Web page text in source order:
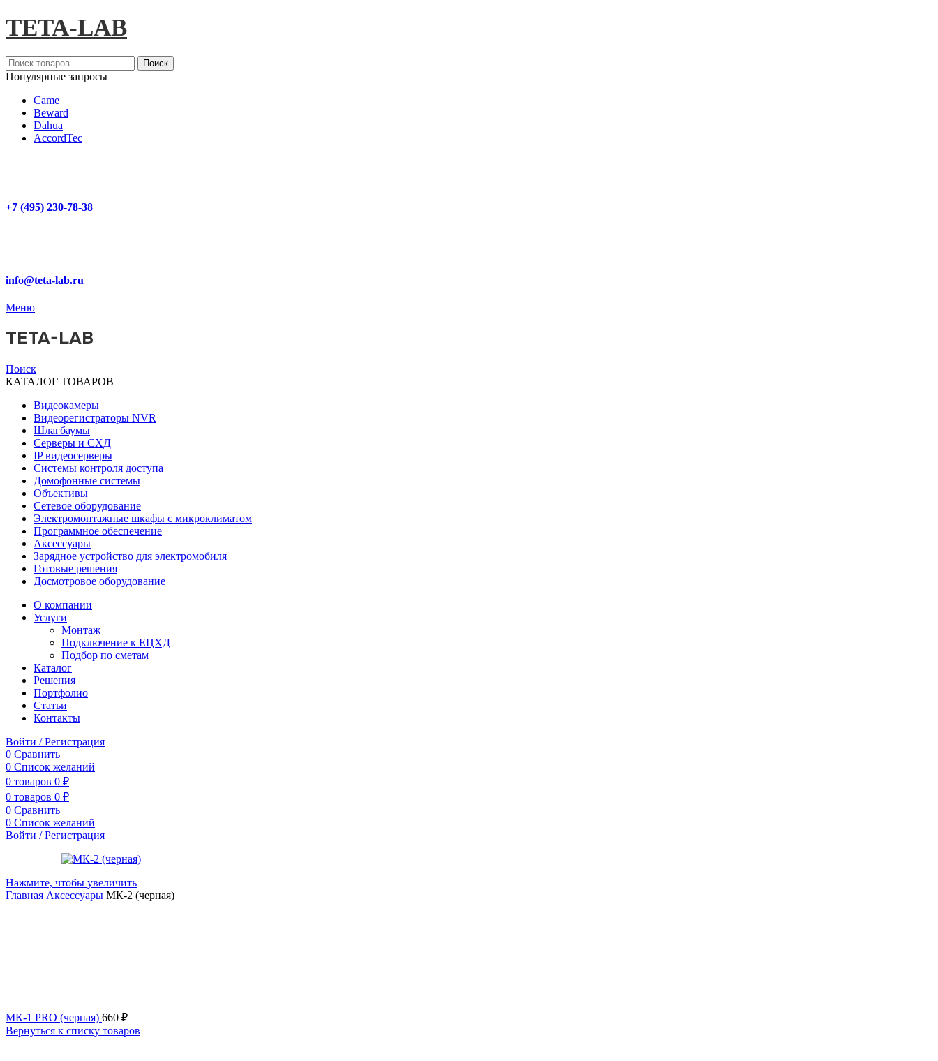
TETA-LAB
Поиск
Популярные запросы
Came
Beward
Dahua
AccordTec
+7 (495) 230-78-38
info@teta-lab.ru
Меню
TETA-LAB
Поиск
КАТАЛОГ ТОВАРОВ
Видеокамеры
Видеорегистраторы NVR
Шлагбаумы
Серверы и СХД
IP видеосерверы
Системы контроля доступа
Домофонные системы
Объективы
Сетевое оборудование
Электромонтажные шкафы с микроклиматом
Программное обеспечение
Аксессуары
Зарядное устройство для электромобиля
Готовые решения
Досмотровое оборудование
О компании
Услуги
Монтаж
Подключение к ЕЦХД
Подбор по сметам
Каталог
Решения
Портфолио
Статьи
Контакты
Войти / Регистрация
0 Сравнить
0 Список желаний
0 товаров 0 ₽
0 товаров 0 ₽
0 Сравнить
0 Список желаний
Войти / Регистрация
Нажмите, чтобы увеличить
Главная Аксессуары МК-2 (черная)
МК-1 PRO (черная) 660 ₽
Вернуться к списку товаров